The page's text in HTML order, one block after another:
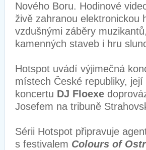
Nového Boru. Hodinové
živě zahranou elektronickou
vzdušnými záběry
kamenných staveb i hru
Hotspot uvádí výjimečná
místech České republiky,
koncertu DJ Floexe
Josefem na tribuně
Sérii Hotspot připravuje
s festivalem Colours of